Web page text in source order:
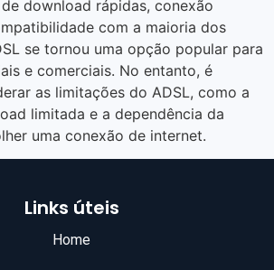
download rápidas, conexão
com a maioria dos
se tornou uma opção popular para
e comerciais. No entanto, é
as limitações do ADSL, como a
limitada e a dependência da
uma conexão de internet.
Links úteis
Home